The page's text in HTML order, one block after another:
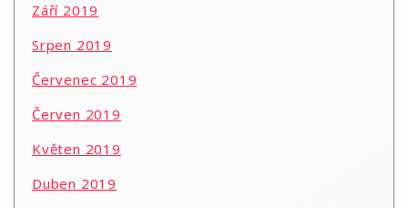
Září 2019
Srpen 2019
Červenec 2019
Červen 2019
Květen 2019
Duben 2019